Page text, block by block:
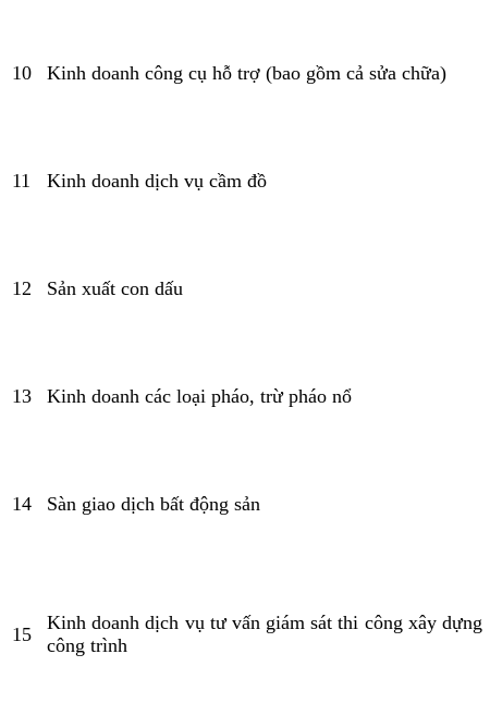
10 Kinh doanh công cụ hỗ trợ (bao gồm cả sửa chữa)
11 Kinh doanh dịch vụ cầm đồ
12 Sản xuất con dấu
13 Kinh doanh các loại pháo, trừ pháo nổ
14 Sàn giao dịch bất động sản
15
Kinh doanh dịch vụ tư vấn giám sát thi công xây dựng
công trình